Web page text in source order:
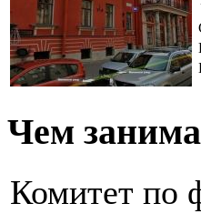
Чем
Комитет по